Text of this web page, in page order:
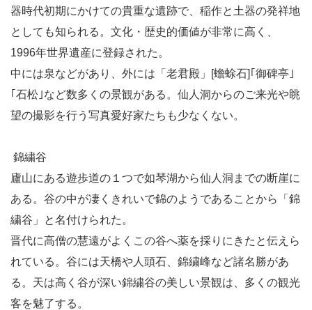
器時代初期にかけての貴重な遺跡で、稲作と土器の発祥地
としても知られる。文化・歴史的価値が非常に高く、
1996年世界遺産に登録された。
中には泉などがあり、外には「老君殿」[蟾蜍石]｢御碑亭｣
｢石松｣など数多くの景観がある。仙人洞からのご来光や眺
望の撮影を行う写真愛好家たちも少なくない。
錦繍谷
廬山にある遊歩道の１つで如琴湖から仙人洞までの断崖に
ある。谷の中が凄くきれいで錦のようであることから「錦
繍谷」と名付けられた。
晋代に高僧の慧遠がよくこの谷へ薬を採りにきたと伝えら
れている。谷には天橋や人頭石、錦繍峰など諸名勝があ
る。天は高く谷が深い錦繍谷の美しい景観は、多くの観光
客を魅了する。